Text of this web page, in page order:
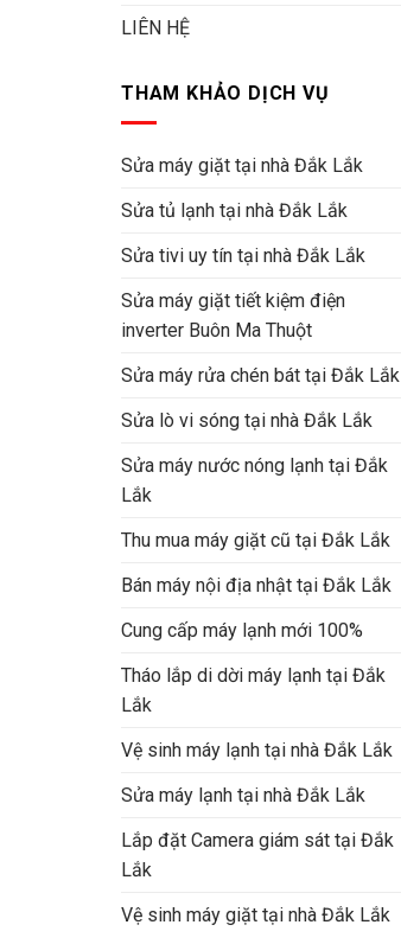
LIÊN HỆ
THAM KHẢO DỊCH VỤ
Sửa máy giặt tại nhà Đắk Lắk
Sửa tủ lạnh tại nhà Đắk Lắk
Sửa tivi uy tín tại nhà Đắk Lắk
Sửa máy giặt tiết kiệm điện
inverter Buôn Ma Thuột
Sửa máy rửa chén bát tại Đắk Lắk
Sửa lò vi sóng tại nhà Đắk Lắk
Sửa máy nước nóng lạnh tại Đắk
Lắk
Thu mua máy giặt cũ tại Đắk Lắk
Bán máy nội địa nhật tại Đắk Lắk
Cung cấp máy lạnh mới 100%
Tháo lắp di dời máy lạnh tại Đắk
Lắk
Vệ sinh máy lạnh tại nhà Đắk Lắk
Sửa máy lạnh tại nhà Đắk Lắk
Lắp đặt Camera giám sát tại Đắk
Lắk
Vệ sinh máy giặt tại nhà Đắk Lắk